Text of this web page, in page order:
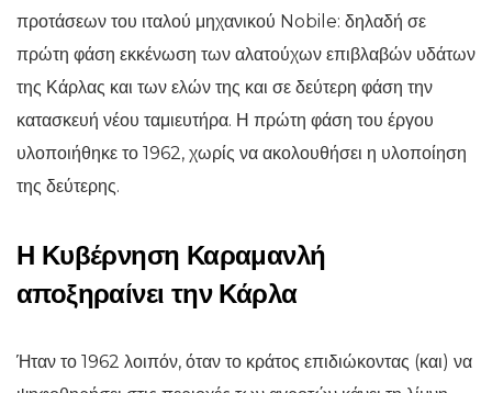
προτάσεων του ιταλού μηχανικού Nobile: δηλαδή σε
πρώτη φάση εκκένωση των αλατούχων επιβλαβών υδάτων
της Κάρλας και των ελών της και σε δεύτερη φάση την
κατασκευή νέου ταμιευτήρα. Η πρώτη φάση του έργου
υλοποιήθηκε το 1962, χωρίς να ακολουθήσει η υλοποίηση
της δεύτερης.
Η Κυβέρνηση Καραμανλή
αποξηραίνει την Κάρλα
Ήταν το 1962 λοιπόν, όταν το κράτος επιδιώκοντας (και) να